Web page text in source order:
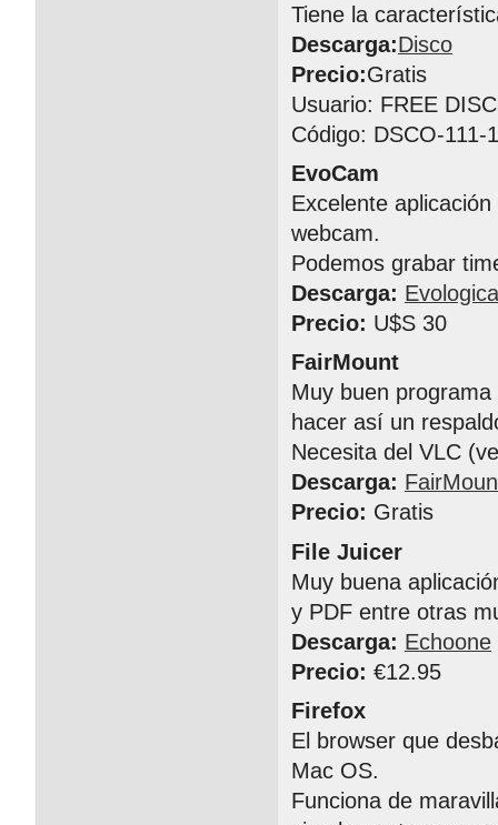
Tiene la
Descarga:Disco
Precio:Gratis
Usuario: FREE
Código: DSCO-111-
EvoCam
Excelente
webcam.
Podemos grabar
Descarga:
Precio: U$S 30
FairMount
Muy buen
hacer así un
Necesita del VLC
Descarga:
Precio: Gratis
File Juicer
Muy buena
y PDF entre otras
Descarga: Echoone
Precio: €12.95
Firefox
El browser que
Mac OS.
Funciona de